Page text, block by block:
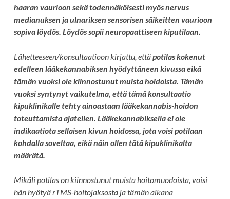
haaran vaurioon sekä todennäköisesti myös nervus
medianuksen ja ulnariksen sensorisen säikeitten vaurioon
sopiva löydös. Löydös sopii neuropaattiseen kiputilaan.
Lähetteeseen/konsultaatioon kirjattu, ettäpotilas kokenut
edelleen lääkekannabiksen hyödyttäneen kivussa eikä
tämän vuoksi ole kiinnostunut muista hoidoista. Tämän
vuoksi syntynyt vaikutelma, että tämä konsultaatio
kipuklinikalle tehty ainoastaan lääkekannabis-hoidon
toteuttamista ajatellen. Lääkekannabiksella ei ole
indikaatiota sellaisen kivun hoidossa, jota voisi potilaan
kohdalla soveltaa, eikä näin ollen tätä kipuklinikalta
määrätä.
Mikäli potilas on kiinnostunut muista hoitomuodoista, voisi
hän hyötyä rTMS-hoitojaksosta ja tämän aikana